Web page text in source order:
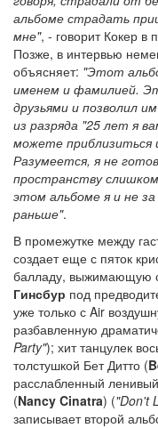
альбоме страдать
мне", - говорит Кокер в
Позже, в интервью
объясняет: "Этот
именем и фамилией.
друзьями и позволил
из разряда "25 лет я
можете приблизиться
Разумеется, я не
пространству
этом альбоме я и не
раньше".
В промежутке между
создает еще с пяток
балладу, выжимающую
Гинсбур под
уже только с Air
разбавленную
Party"); хит танцулек
толстушкой Бет Дитто (
расслабленный
(Nancy Cinatra) ("Don't
записывает второй